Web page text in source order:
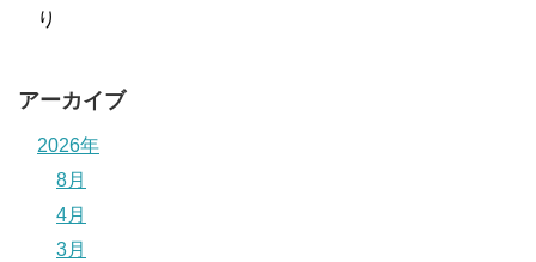
り
アーカイブ
2026年
8月
4月
3月